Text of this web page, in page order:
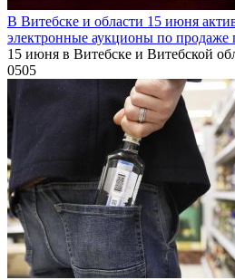
В Витебске и области 15 июня
электронные аукционы по продаже
15 июня в Витебске и Витебской
0505